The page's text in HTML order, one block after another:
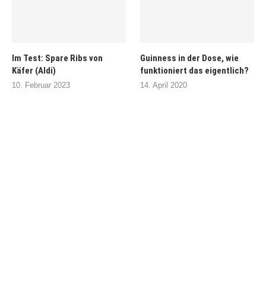
Im Test: Spare Ribs von
Käfer (Aldi)
10. Februar 2023
Guinness in der Dose, wie
funktioniert das eigentlich?
14. April 2020